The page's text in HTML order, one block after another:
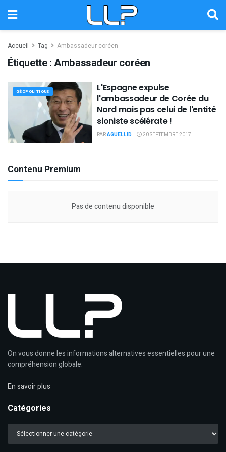
Accueil Tag Ambassadeur coréen
Étiquette :Ambassadeur coréen
GÉOPOLITIQUE
L'Espagne expulse
l'ambassadeur de Corée du
Nord mais pas celui de l'entité
sioniste scélérate !
PARAGUELLID 20 SEPTEMBRE 2017
Contenu Premium
Pas de contenu disponible
On vous donne les informations alternatives essentielles pour une
compréhension globale.
En savoir plus
Catégories
Catégories